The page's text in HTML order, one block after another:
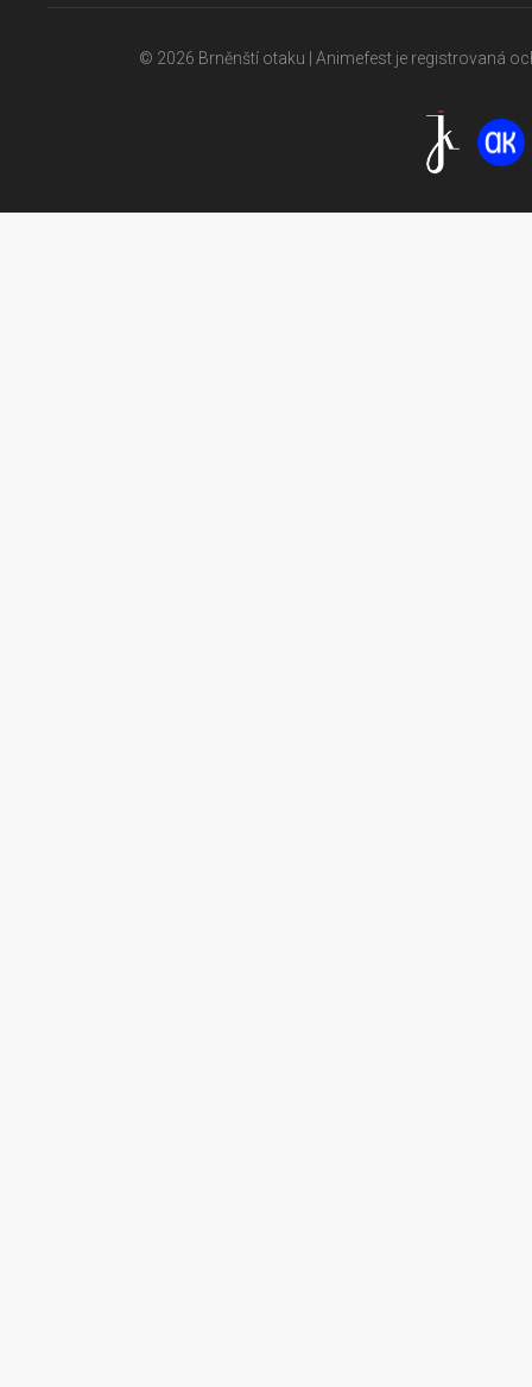
© 2026 Brněnští otaku | Animefest je registrovaná